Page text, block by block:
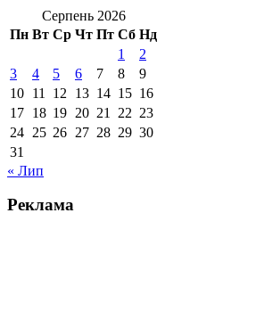
Серпень 2026
Пн Вт Ср Чт Пт Сб Нд
1
2
3
4 5 6 7 8
9
10 11 12 13 14 15 16
17 18 19 20 21 22 23
24 25 26 27 28 29 30
31
« Лип
Реклама